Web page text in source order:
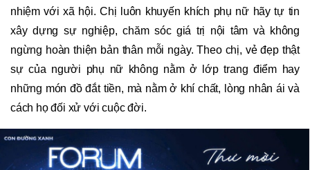
nhiệm với xã hội. Chị luôn khuyến khích phụ nữ hãy tự tin
xây dựng sự nghiệp, chăm sóc giá trị nội tâm và không
ngừng hoàn thiện bản thân mỗi ngày. Theo chị, vẻ đẹp thật
sự của người phụ nữ không nằm ở lớp trang điểm hay
những món đồ đắt tiền, mà nằm ở khí chất, lòng nhân ái và
cách họ đối xử với cuộc đời.